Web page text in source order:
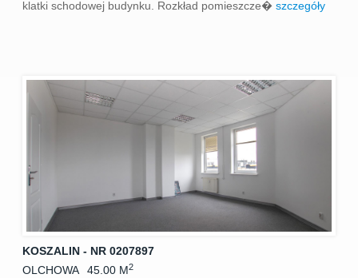
klatki schodowej budynku. Rozkład pomieszcze�szczegóły
KOSZALIN - NR 0207897
OLCHOWA
45.00 M2